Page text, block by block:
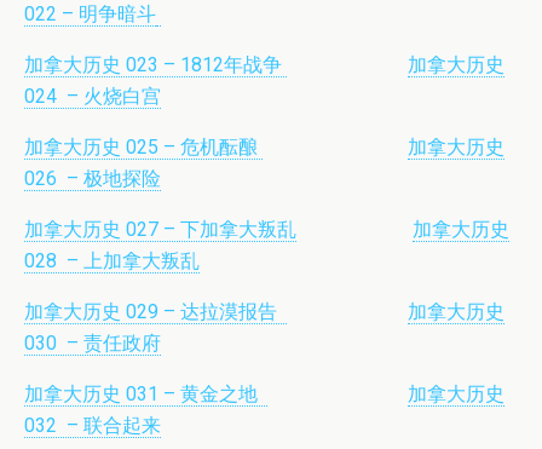
022 – 明争暗斗
加拿大历史 023 – 1812年战争
加拿大历史
024 – 火烧白宫
加拿大历史 025 – 危机酝酿
加拿大历史
026 – 极地探险
加拿大历史 027 – 下加拿大叛乱
加拿大历史
028 – 上加拿大叛乱
加拿大历史 029 – 达拉漠报告
加拿大历史
030 – 责任政府
加拿大历史 031 – 黄金之地
加拿大历史
032 – 联合起来